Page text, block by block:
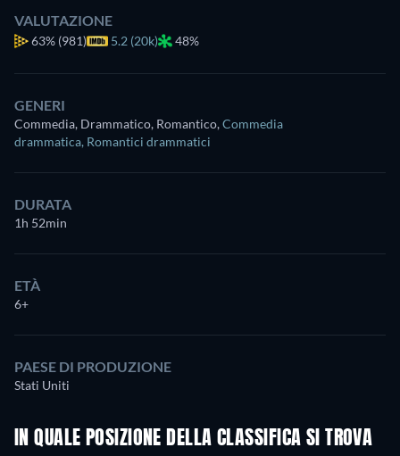
VALUTAZIONE
63% (981) 5.2 (20k) 48%
GENERI
Commedia, Drammatico, Romantico,Commedia
drammatica, Romantici drammatici
DURATA
1h 52min
ETÀ
6+
PAESE DI PRODUZIONE
Stati Uniti
IN QUALE POSIZIONE DELLA CLASSIFICA SI TROVA